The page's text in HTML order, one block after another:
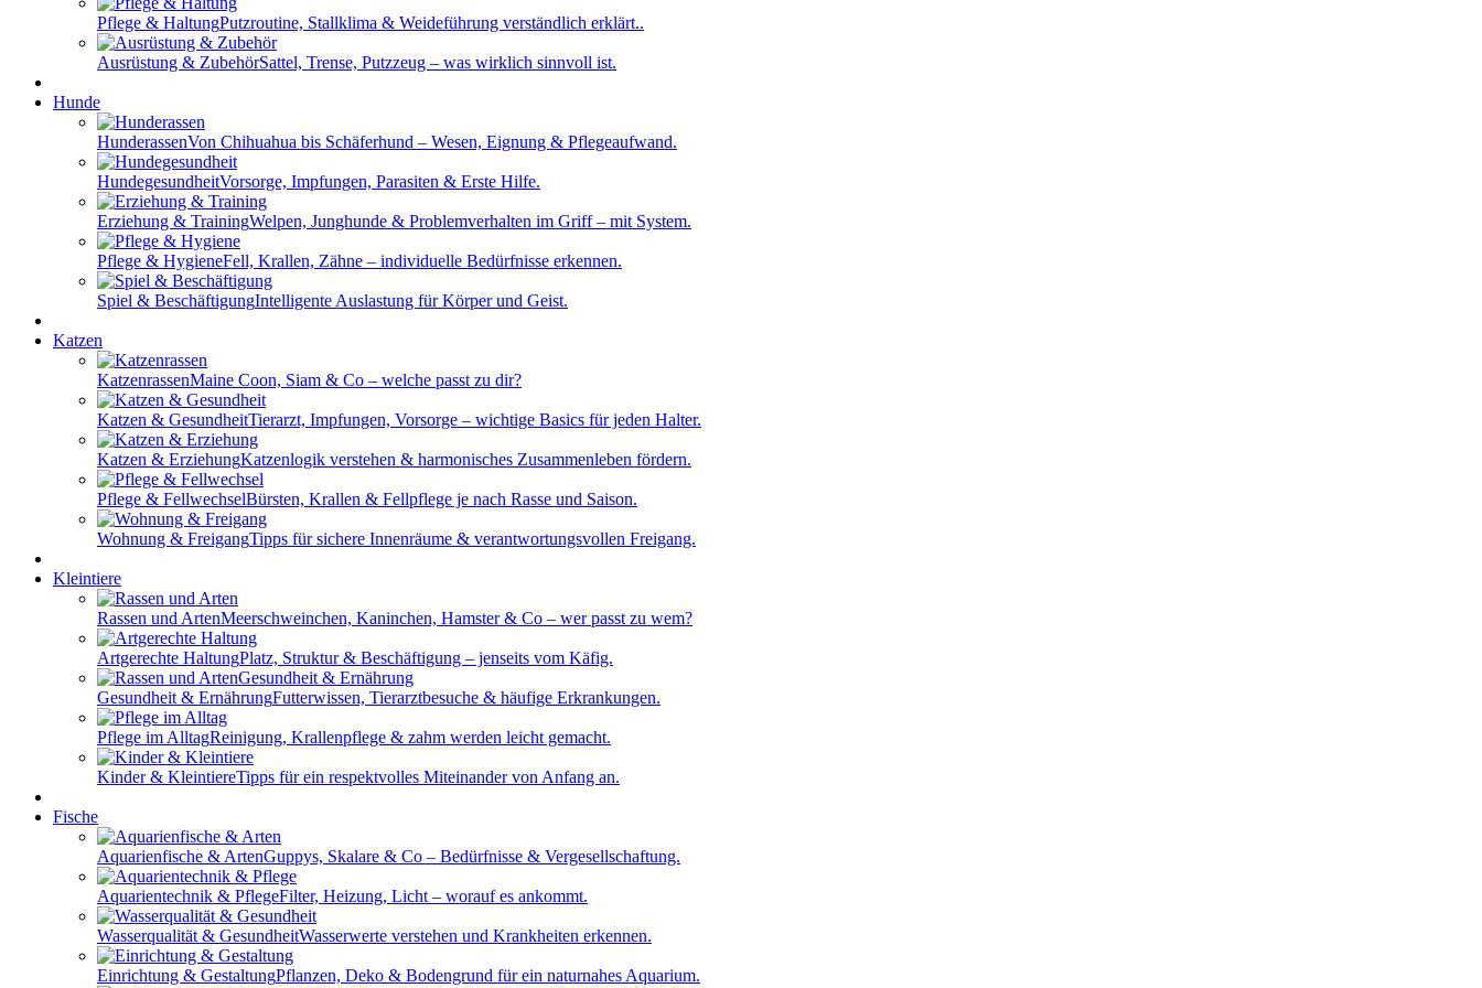
Pflege & HaltungPutzroutine, Stallklima & Weideführung verständlich erklärt..
Ausrüstung & ZubehörSattel, Trense, Putzzeug – was wirklich sinnvoll ist.
Hunde
HunderassenVon Chihuahua bis Schäferhund – Wesen, Eignung & Pflegeaufwand.
HundegesundheitVorsorge, Impfungen, Parasiten & Erste Hilfe.
Erziehung & TrainingWelpen, Junghunde & Problemverhalten im Griff – mit System.
Pflege & HygieneFell, Krallen, Zähne – individuelle Bedürfnisse erkennen.
Spiel & BeschäftigungIntelligente Auslastung für Körper und Geist.
Katzen
KatzenrassenMaine Coon, Siam & Co – welche passt zu dir?
Katzen & GesundheitTierarzt, Impfungen, Vorsorge – wichtige Basics für jeden Halter.
Katzen & ErziehungKatzenlogik verstehen & harmonisches Zusammenleben fördern.
Pflege & FellwechselBürsten, Krallen & Fellpflege je nach Rasse und Saison.
Wohnung & FreigangTipps für sichere Innenräume & verantwortungsvollen Freigang.
Kleintiere
Rassen und ArtenMeerschweinchen, Kaninchen, Hamster & Co – wer passt zu wem?
Artgerechte HaltungPlatz, Struktur & Beschäftigung – jenseits vom Käfig.
Gesundheit & ErnährungFutterwissen, Tierarztbesuche & häufige Erkrankungen.
Pflege im AlltagReinigung, Krallenpflege & zahm werden leicht gemacht.
Kinder & KleintiereTipps für ein respektvolles Miteinander von Anfang an.
Fische
Aquarienfische & ArtenGuppys, Skalare & Co – Bedürfnisse & Vergesellschaftung.
Aquarientechnik & PflegeFilter, Heizung, Licht – worauf es ankommt.
Wasserqualität & GesundheitWasserwerte verstehen und Krankheiten erkennen.
Einrichtung & GestaltungPflanzen, Deko & Bodengrund für ein naturnahes Aquarium.